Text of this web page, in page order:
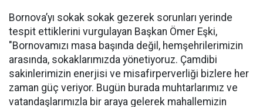
Bornova’yı sokak sokak gezerek sorunları yerinde
tespit ettiklerini vurgulayan Başkan Ömer Eşki,
"Bornovamızı masa başında değil, hemşehrilerimizin
arasında, sokaklarımızda yönetiyoruz. Çamdibi
sakinlerimizin enerjisi ve misafirperverliği bizlere her
zaman güç veriyor. Bugün burada muhtarlarımız ve
vatandaşlarımızla bir araya gelerek mahallemizin